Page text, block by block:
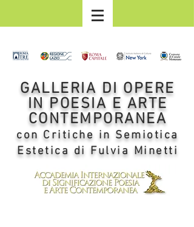
GALLERIA DI OPERE
IN POESIA E ARTE
CONTEMPORANEA
con Critiche in Semiotica
Estetica di Fulvia Minetti